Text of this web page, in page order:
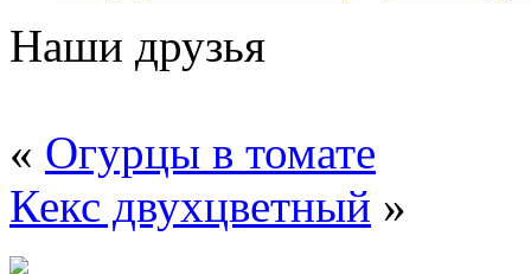
Наши друзья
« Огурцы в томате
Кекс двухцветный »